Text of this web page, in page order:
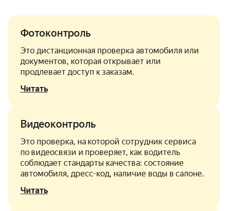
Фотоконтроль
Это дистанционная проверка автомобиля или
документов, которая открывает или
продлевает доступ к заказам.
Читать
Видеоконтроль
Это проверка, на которой сотрудник сервиса
по видеосвязи и проверяет, как водитель
соблюдает стандарты качества: состояние
автомобиля, дресс-код, наличие воды в салоне.
Читать